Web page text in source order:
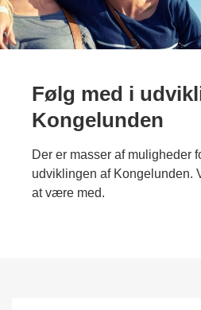
Følg med i
Kongelunden
Der er masser af muligheder
udviklingen af Kongelunden.
at være med.